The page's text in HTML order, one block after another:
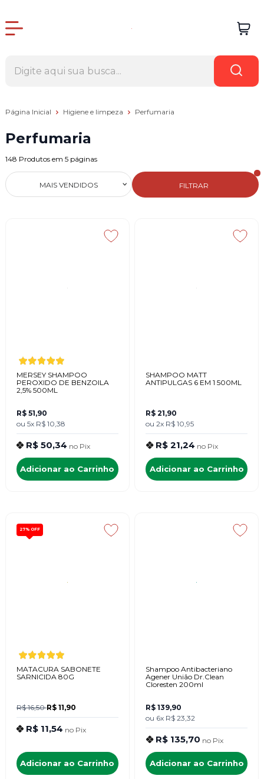
Página Inicial Higiene e limpeza Perfumaria
Perfumaria
148 Produtos em 5 páginas
FILTRAR
MAIS VENDIDOS
MERSEY SHAMPOO
PEROXIDO DE BENZOILA
2,5% 500ML
R$ 51,90
ou 5x R$ 10,38
R$ 50,34 no Pix
Adicionar ao Carrinho
SHAMPOO MATT
ANTIPULGAS 6 EM 1 500ML
R$ 21,90
ou 2x R$ 10,95
R$ 21,24 no Pix
Adicionar ao Carrinho
27% OFF
MATACURA SABONETE
SARNICIDA 80G
R$ 16,50R$ 11,90
R$ 11,54 no Pix
Adicionar ao Carrinho
Shampoo Antibacteriano
Agener União Dr.Clean
Cloresten 200ml
R$ 139,90
ou 6x R$ 23,32
R$ 135,70 no Pix
Adicionar ao Carrinho